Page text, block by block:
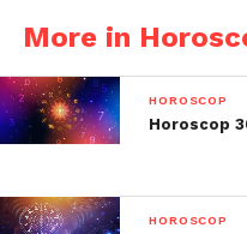
More in
HOROSCOP
Horoscop
HOROSCOP